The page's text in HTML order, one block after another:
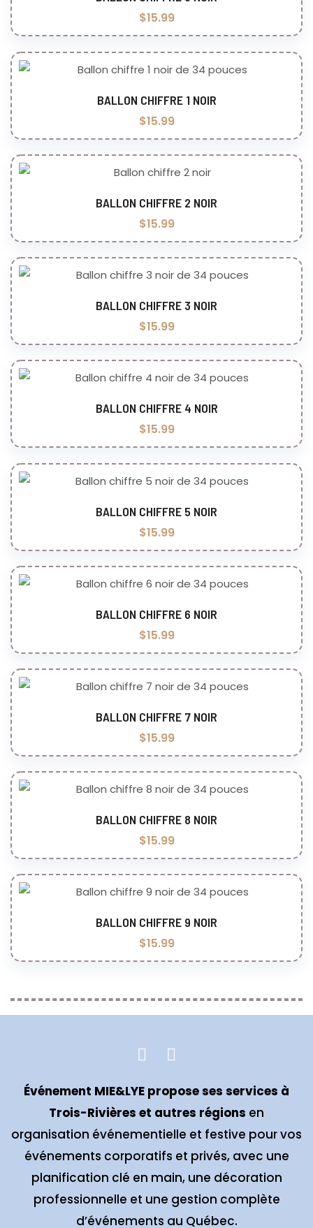
$15.99
Ajouter au panier
BALLON CHIFFRE 1 NOIR
$15.99
Ajouter au panier
BALLON CHIFFRE 2 NOIR
$15.99
Ajouter au panier
BALLON CHIFFRE 3 NOIR
$15.99
Ajouter au panier
BALLON CHIFFRE 4 NOIR
$15.99
Ajouter au panier
BALLON CHIFFRE 5 NOIR
$15.99
Ajouter au panier
BALLON CHIFFRE 6 NOIR
$15.99
Ajouter au panier
BALLON CHIFFRE 7 NOIR
$15.99
Ajouter au panier
BALLON CHIFFRE 8 NOIR
$15.99
Ajouter au panier
BALLON CHIFFRE 9 NOIR
$15.99
Événement MIE&LYE propose ses services à
Trois-Rivières et autres régions en
organisation événementielle et festive pour vos
événements corporatifs et privés, avec une
planification clé en main, une décoration
professionnelle et une gestion complète
d’événements au Québec.